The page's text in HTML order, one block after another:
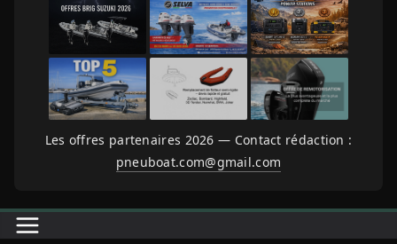
Les offres partenaires 2026 — Contact rédaction :
pneuboat.com@gmail.com